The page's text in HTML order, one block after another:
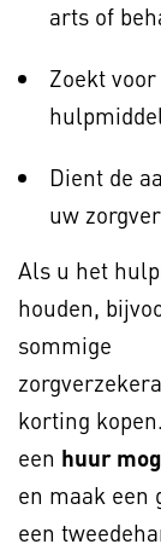
arts of
Zoekt
Dient de
uw
Als u het
houden,
sommige
korting
een huur
en maak een
een